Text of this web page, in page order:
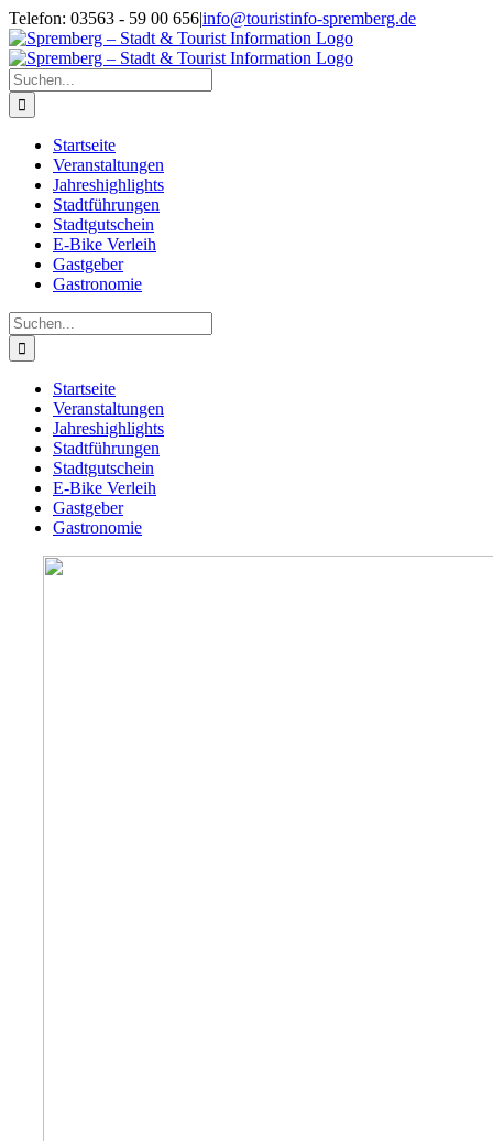
Zum
Inhalt
springen
Telefon: 03563 - 59 00 656|info@touristinfo-spremberg.de
Facebook
Instagram
Suche
nach:
Startseite
Veranstaltungen
Jahreshighlights
Stadtführungen
Stadtgutschein
E-Bike Verleih
Gastgeber
Gastronomie
Suche
nach:
Startseite
Veranstaltungen
Jahreshighlights
Stadtführungen
Stadtgutschein
E-Bike Verleih
Gastgeber
Gastronomie